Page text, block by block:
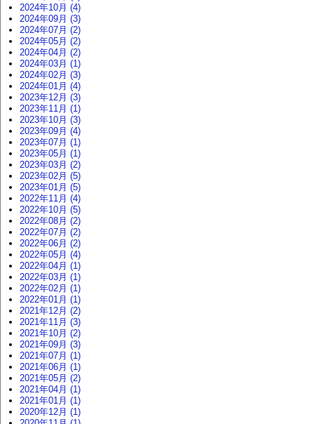
2024年10月 (4)
2024年09月 (3)
2024年07月 (2)
2024年05月 (2)
2024年04月 (2)
2024年03月 (1)
2024年02月 (3)
2024年01月 (4)
2023年12月 (3)
2023年11月 (1)
2023年10月 (3)
2023年09月 (4)
2023年07月 (1)
2023年05月 (1)
2023年03月 (2)
2023年02月 (5)
2023年01月 (5)
2022年11月 (4)
2022年10月 (5)
2022年08月 (2)
2022年07月 (2)
2022年06月 (2)
2022年05月 (4)
2022年04月 (1)
2022年03月 (1)
2022年02月 (1)
2022年01月 (1)
2021年12月 (2)
2021年11月 (3)
2021年10月 (2)
2021年09月 (3)
2021年07月 (1)
2021年06月 (1)
2021年05月 (2)
2021年04月 (1)
2021年01月 (1)
2020年12月 (1)